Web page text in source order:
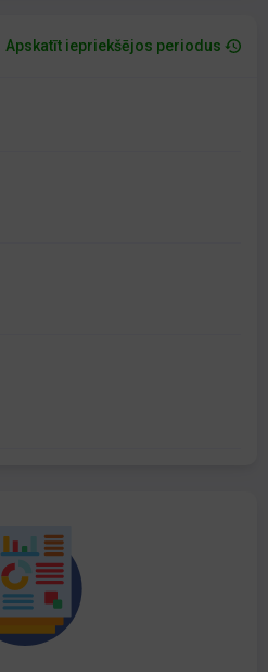
Apskatīt iepriekšējos periodus